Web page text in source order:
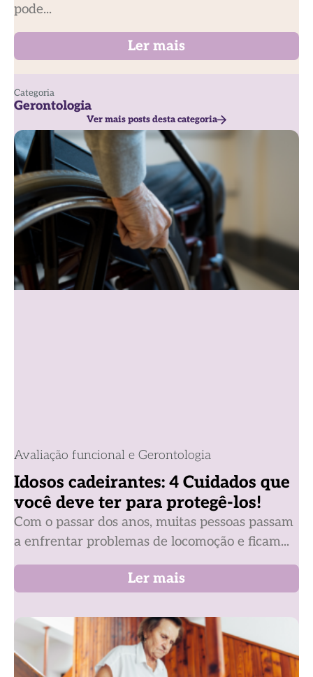
pode...
Ler mais
Categoria
Gerontologia
Ver mais posts desta categoria
Avaliação funcional e Gerontologia
Idosos cadeirantes: 4 Cuidados que
você deve ter para protegê-los!
Com o passar dos anos, muitas pessoas passam
a enfrentar problemas de locomoção e ficam...
Ler mais